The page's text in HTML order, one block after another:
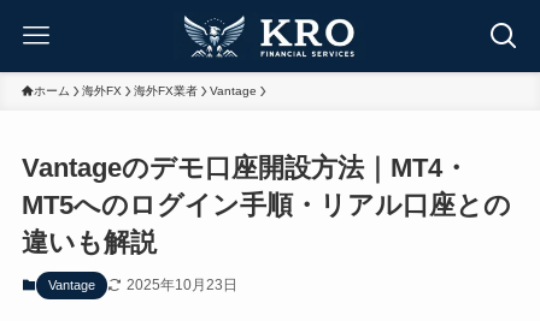
ホーム 海外FX 海外FX業者 Vantage
Vantageのデモ口座開設方法｜MT4・
MT5へのログイン手順・リアル口座との
違いも解説
Vantage 2025年10月23日